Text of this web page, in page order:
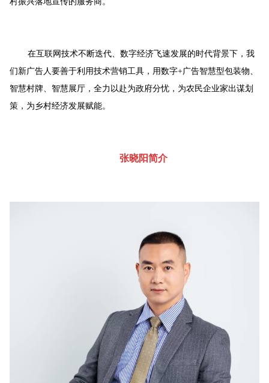
在互联网技术不断迭代、数字经济飞速发展的时代背景下，我
们新广告人要善于利用技术营销工具，用数字+广告智慧型包装物、
智慧村牌、智慧展厅，全力以赴为政府分忧，为农民企业家出谋划
策，为乡村经济发展赋能。
张晓阳简介